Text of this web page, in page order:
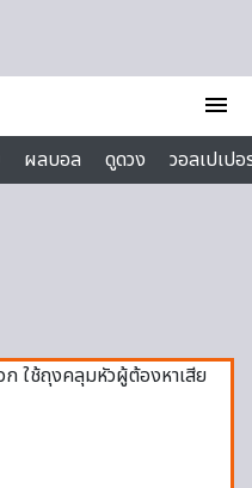
menu
ผลบอล ดูดวง
วอลเปเป